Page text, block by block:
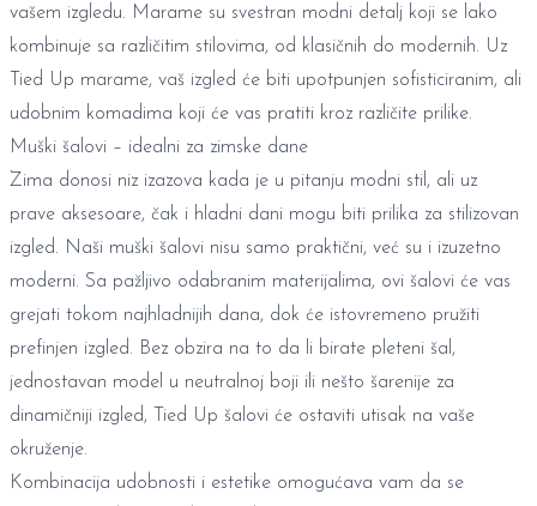
vašem izgledu. Marame su svestran modni detalj koji se lako
kombinuje sa različitim stilovima, od klasičnih do modernih. Uz
Tied Up marame, vaš izgled će biti upotpunjen sofisticiranim, ali
udobnim komadima koji će vas pratiti kroz različite prilike.
Muški šalovi – idealni za zimske dane
Zima donosi niz izazova kada je u pitanju modni stil, ali uz
prave aksesoare, čak i hladni dani mogu biti prilika za stilizovan
izgled. Naši muški šalovi nisu samo praktični, već su i izuzetno
moderni. Sa pažljivo odabranim materijalima, ovi šalovi će vas
grejati tokom najhladnijih dana, dok će istovremeno pružiti
prefinjen izgled. Bez obzira na to da li birate pleteni šal,
jednostavan model u neutralnoj boji ili nešto šarenije za
dinamičniji izgled, Tied Up šalovi će ostaviti utisak na vaše
okruženje.
Kombinacija udobnosti i estetike omogućava vam da se